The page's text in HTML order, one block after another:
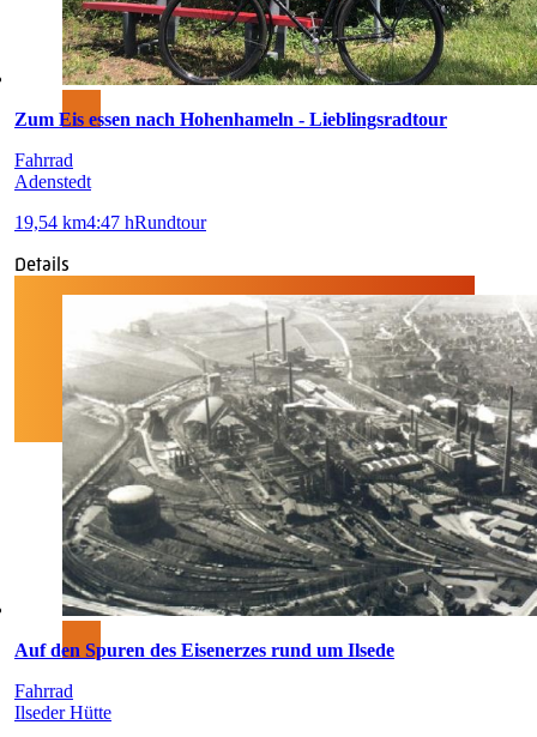
Zum Eis essen nach Hohenhameln - Lieblingsradtour
Fahrrad
Adenstedt
19,54 km4:47 hRundtour
Details
Auf den Spuren des Eisenerzes rund um Ilsede
Fahrrad
Ilseder Hütte